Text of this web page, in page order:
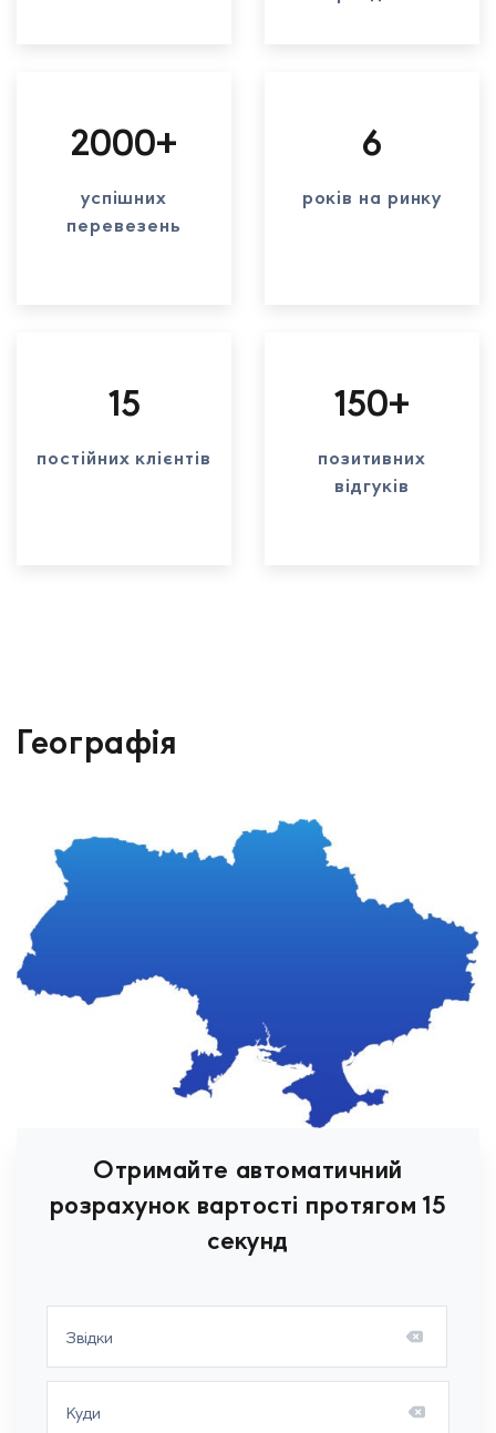
2000+
успішних
перевезень
6
років на ринку
15
постійних клієнтів
150+
позитивних
відгуків
Географія
Отримайте автоматичний
розрахунок вартості протягом 15
секунд